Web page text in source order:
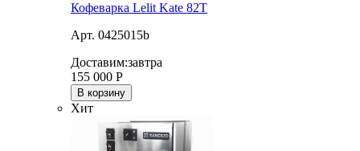
Кофеварка Lelit Kate 82T
Арт. 0425015b
Доставим:завтра
155 000 Р
В корзину
Хит